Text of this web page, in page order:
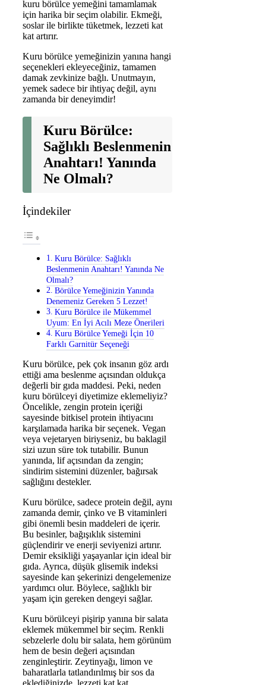
kuru börülce yemeğini tamamlamak
için harika bir seçim olabilir. Ekmeği,
soslar ile birlikte tüketmek, lezzeti kat
kat artırır.
Kuru börülce yemeğinizin yanına hangi
seçenekleri ekleyeceğiniz, tamamen
damak zevkinize bağlı. Unutmayın,
yemek sadece bir ihtiyaç değil, aynı
zamanda bir deneyimdir!
Kuru Börülce:
Sağlıklı Beslenmenin
Anahtarı! Yanında
Ne Olmalı?
İçindekiler
Kuru Börülce: Sağlıklı
Beslenmenin Anahtarı! Yanında Ne
Olmalı?
Börülce Yemeğinizin Yanında
Denemeniz Gereken 5 Lezzet!
Kuru Börülce ile Mükemmel
Uyum: En İyi Acılı Meze Önerileri
Kuru Börülce Yemeği İçin 10
Farklı Garnitür Seçeneği
Kuru börülce, pek çok insanın göz ardı
ettiği ama beslenme açısından oldukça
değerli bir gıda maddesi. Peki, neden
kuru börülceyi diyetimize eklemeliyiz?
Öncelikle, zengin protein içeriği
sayesinde bitkisel protein ihtiyacını
karşılamada harika bir seçenek. Vegan
veya vejetaryen biriyseniz, bu baklagil
sizi uzun süre tok tutabilir. Bunun
yanında, lif açısından da zengin;
sindirim sistemini düzenler, bağırsak
sağlığını destekler.
Kuru börülce, sadece protein değil, aynı
zamanda demir, çinko ve B vitaminleri
gibi önemli besin maddeleri de içerir.
Bu besinler, bağışıklık sistemini
güçlendirir ve enerji seviyenizi artırır.
Demir eksikliği yaşayanlar için ideal bir
gıda. Ayrıca, düşük glisemik indeksi
sayesinde kan şekerinizi dengelemenize
yardımcı olur. Böylece, sağlıklı bir
yaşam için gereken dengeyi sağlar.
Kuru börülceyi pişirip yanına bir salata
eklemek mükemmel bir seçim. Renkli
sebzelerle dolu bir salata, hem görünüm
hem de besin değeri açısından
zenginleştirir. Zeytinyağı, limon ve
baharatlarla tatlandırılmış bir sos da